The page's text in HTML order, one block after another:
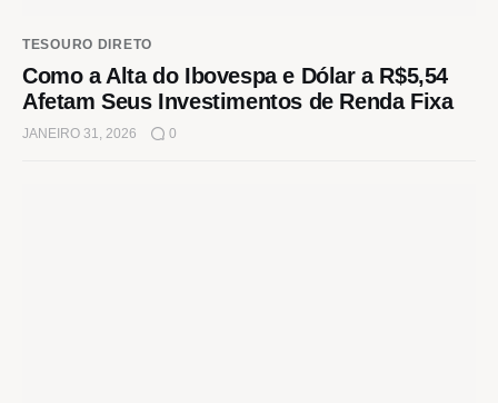
TESOURO DIRETO
Como a Alta do Ibovespa e Dólar a R$5,54
Afetam Seus Investimentos de Renda Fixa
JANEIRO 31, 2026 0